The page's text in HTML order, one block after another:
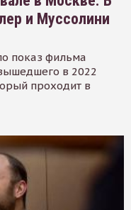
и Муссолини
показ фильма
в 2022
проходит в